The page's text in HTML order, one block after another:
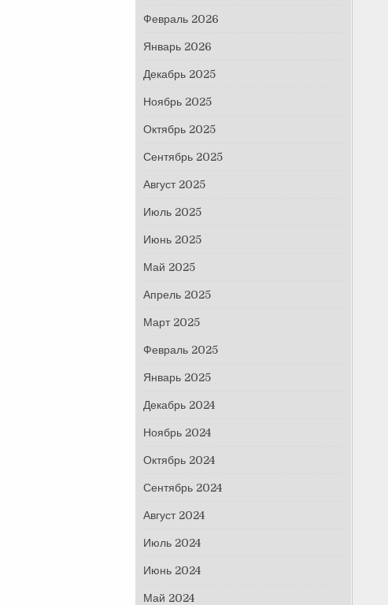
Февраль 2026
Январь 2026
Декабрь 2025
Ноябрь 2025
Октябрь 2025
Сентябрь 2025
Август 2025
Июль 2025
Июнь 2025
Май 2025
Апрель 2025
Март 2025
Февраль 2025
Январь 2025
Декабрь 2024
Ноябрь 2024
Октябрь 2024
Сентябрь 2024
Август 2024
Июль 2024
Июнь 2024
Май 2024